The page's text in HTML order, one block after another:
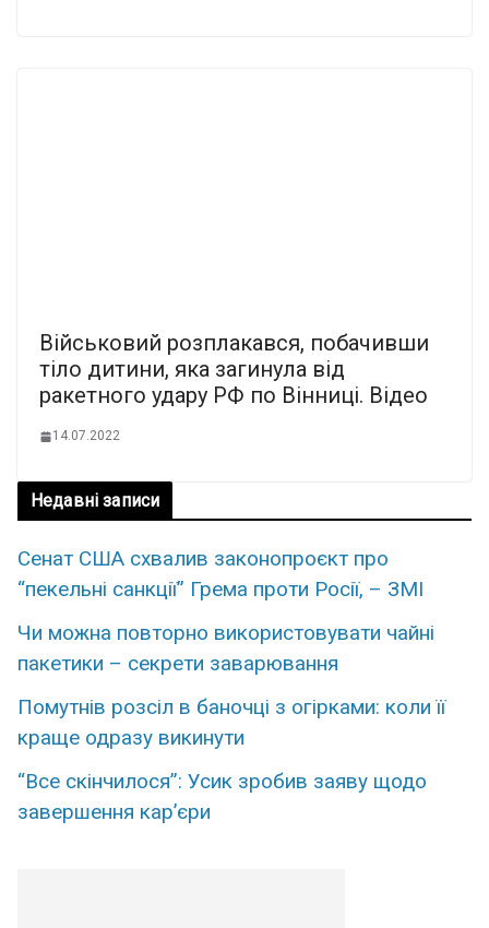
Військовий розплакався, побачивши
тіло дитини, яка загинула від
ракетного удару РФ по Вінниці. Відео
14.07.2022
Недавні записи
Сенат США схвалив законопроєкт про
“пекельні санкції” Грема проти Росії, – ЗМІ
Чи можна повторно використовувати чайні
пакетики – секрети заварювання
Помутнів розсіл в баночці з огірками: коли її
краще одразу викинути
“Все скінчилося”: Усик зробив заяву щодо
завершення кар’єри